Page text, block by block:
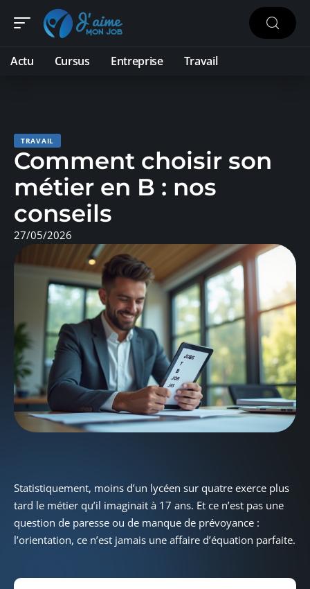
Actu Cursus Entreprise Travail
TRAVAIL
Comment choisir son
métier en B : nos
conseils
27/05/2026
Statistiquement, moins d’un lycéen sur quatre exerce plus
tard le métier qu’il imaginait à 17 ans. Et ce n’est pas une
question de paresse ou de manque de prévoyance :
l’orientation, ce n’est jamais une affaire d’équation parfaite.